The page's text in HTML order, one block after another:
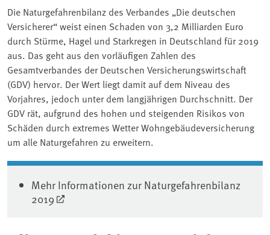
Die Naturgefahrenbilanz des Verbandes „Die deutschen
Versicherer“ weist einen Schaden von 3,2 Milliarden Euro
durch Stürme, Hagel und Starkregen in Deutschland für 2019
aus. Das geht aus den vorläufigen Zahlen des
Gesamtverbandes der Deutschen Versicherungswirtschaft
(GDV) hervor. Der Wert liegt damit auf dem Niveau des
Vorjahres, jedoch unter dem langjährigen Durchschnitt. Der
GDV rät, aufgrund des hohen und steigenden Risikos von
Schäden durch extremes Wetter Wohngebäudeversicherung
um alle Naturgefahren zu erweitern.
Mehr Informationen zur Naturgefahrenbilanz
2019